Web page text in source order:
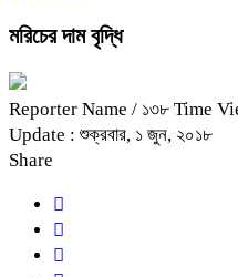
মরিচের দাম বৃদ্ধি
Reporter Name / ১৩৮ Time
Update : শুক্রবার, ১ জুন, ২০১৮
Share